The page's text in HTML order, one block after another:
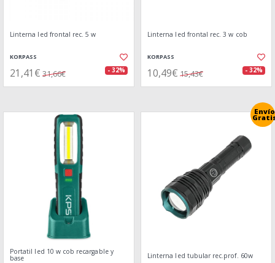
Linterna led frontal rec. 5 w
KORPASS
21,41€ 31,66€ - 32%
Linterna led frontal rec. 3 w cob
KORPASS
10,49€ 15,43€ - 32%
Portatil led 10 w cob recargable y
base
Envío
Linterna led tubular rec.prof. 60w